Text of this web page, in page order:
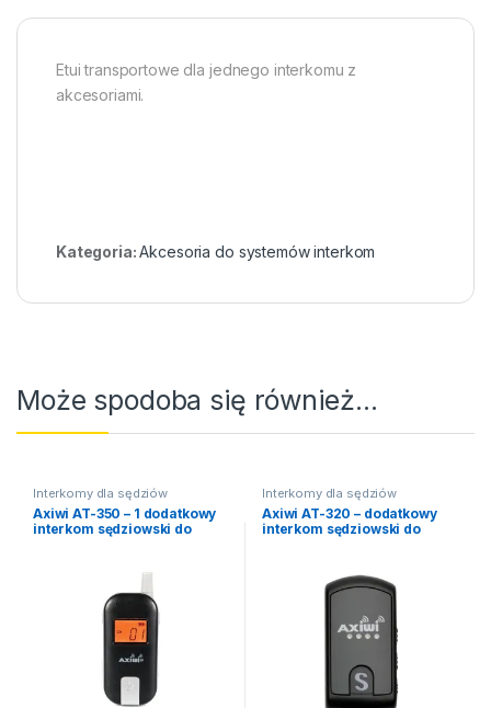
Etui transportowe dla jednego interkomu z
akcesoriami.
Kategoria:Akcesoria do systemów interkom
Może spodoba się również…
Interkomy dla sędziów
sportowych
Axiwi AT-350 – 1 dodatkowy
interkom sędziowski do
Interkomy dla sędziów
sportowych
Axiwi AT-320 – dodatkowy
interkom sędziowski do